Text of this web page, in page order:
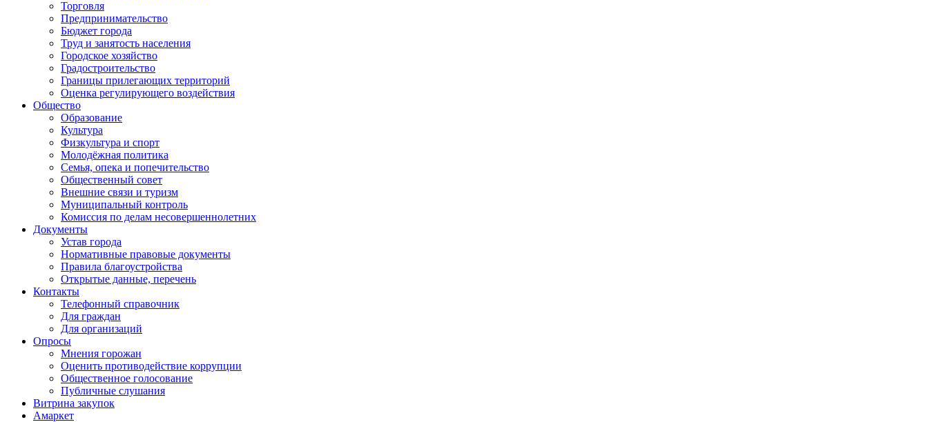
Торговля
Предпринимательство
Бюджет города
Труд и занятость населения
Городское хозяйство
Градостроительство
Границы прилегающих территорий
Оценка регулирующего воздействия
Общество
Образование
Культура
Физкультура и спорт
Молодёжная политика
Семья, опека и попечительство
Общественный совет
Внешние связи и туризм
Муниципальный контроль
Комиссия по делам несовершеннолетних
Документы
Устав города
Нормативные правовые документы
Правила благоустройства
Открытые данные, перечень
Контакты
Телефонный справочник
Для граждан
Для организаций
Опросы
Мнения горожан
Оценить противодействие коррупции
Общественное голосование
Публичные слушания
Витрина закупок
Амаркет